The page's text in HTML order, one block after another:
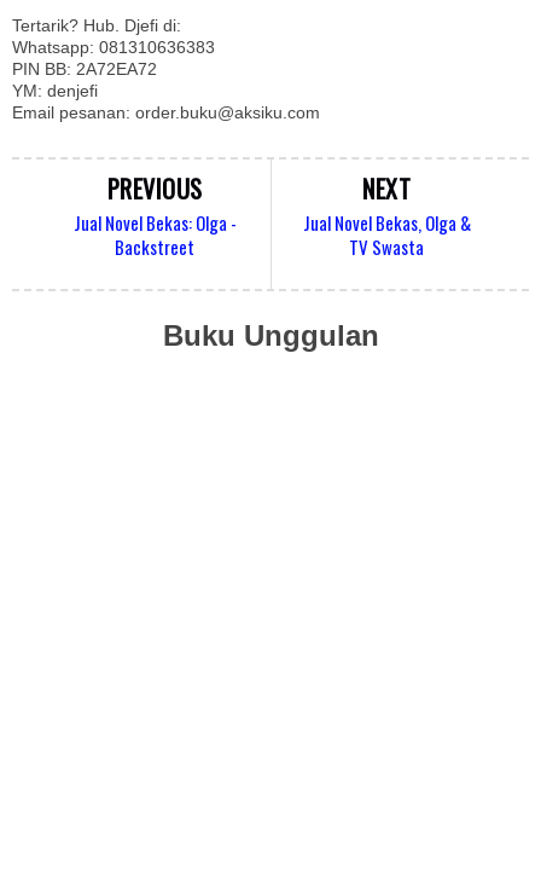
Tertarik? Hub. Djefi di:
Whatsapp: 081310636383
PIN BB: 2A72EA72
YM: denjefi
Email pesanan: order.buku@aksiku.com
NEXT
Jual Novel Bekas, Olga &
TV Swasta
PREVIOUS
Jual Novel Bekas: Olga -
Backstreet
Buku Unggulan